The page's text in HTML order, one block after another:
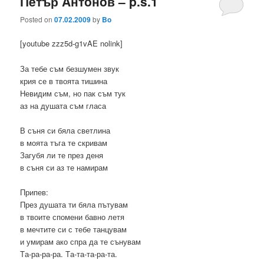
Posted on07.02.2009by Bo
[youtube zzz5d-g1vAE nolink]
За тебе съм безшумен звук
крия се в твоята тишина
Невидим съм, но пак съм тук
аз на душата съм гласа
В съня си бяла светлина
в моята тъга те скривам
Загубя ли те през деня
в съня си аз те намирам
Припев:
През душата ти бяла пътувам
в твоите спомени бавно летя
в мечтите си с тебе танцувам
и умирам ако спра да те сънувам
Tа-ра-ра-ра. Tа-та-та-ра-та.